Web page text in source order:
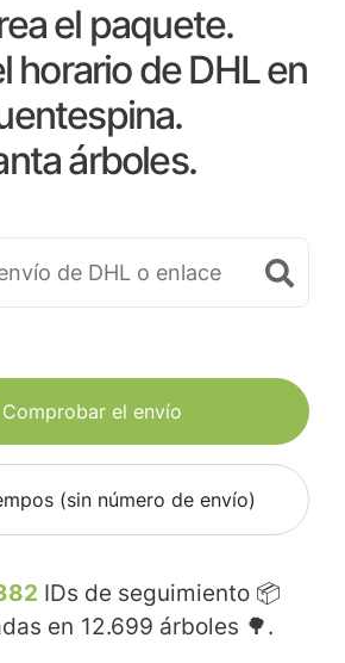
el paquete.
horario de DHL en
árboles.
Comprobar el envío
(sin número de envío)
IDs de seguimiento 📦
en 12.699 árboles 🌳.